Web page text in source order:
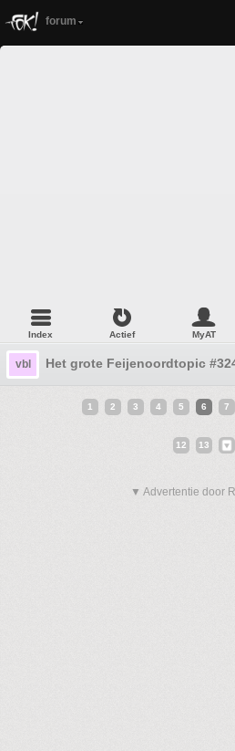
forum
Index Actief MyAT
vbl Het grote Feijenoordtopic
1 2 3 4 5 6 7
12 13
▼ Advertentie door